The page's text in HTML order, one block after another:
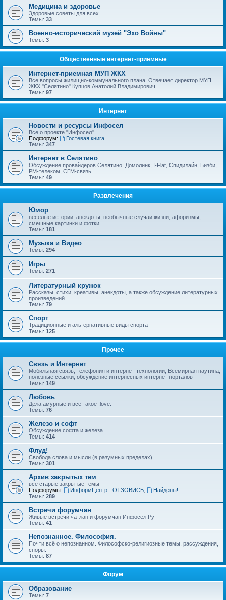
Медицина и здоровье
Здоровые советы для всех
Темы: 33
Военно-исторический музей "Эхо Войны"
Темы: 3
Общественные интернет-приемные
Интернет-приемная МУП ЖКХ
Все вопросы жилищно-коммунального плана. Отвечает директор МУП
ЖКХ "Селятино" Купцов Анатолий Владимирович
Темы: 97
Интернет
Новости и ресурсы Инфосел
Все о проекте "Инфосел"
Подфорум:
Гостевая книга
Темы: 347
Интернет в Селятино
Обсуждение провайдеров Селятино. Домолинк, I-Flat, Спидилайн, Бизби,
РМ-телеком, СГМ-связь
Темы: 49
Развлечения
Юмор
веселые истории, анекдоты, необычные случаи жизни, афоризмы,
смешные картинки и фотки
Темы: 181
Музыка и Видео
Темы: 294
Игры
Темы: 271
Литературный кружок
Рассказы, стихи, креативы, анекдоты, а также обсуждение литературных
произведений...
Темы: 79
Спорт
Традиционные и альтернативные виды спорта
Темы: 125
Прочее
Связь и Интернет
Мобильная связь, телефония и интернет-технологии, Всемирная паутина,
полезные ссылки, обсуждение интернесных интернет порталов
Темы: 149
Любовь
Дела амурные и все такое :love:
Темы: 76
Железо и софт
Обсуждение софта и железа
Темы: 414
Флуд!
Свобода слова и мысли (в разумных пределах)
Темы: 301
Архив закрытых тем
все старые закрытые темы
Подфорумы:
ИнформЦентр - ОТЗОВИСЬ,
Найдены!
Темы: 289
Встречи форумчан
Живые встречи чатлан и форумчан Инфосел.Ру
Темы: 41
Непознанное. Философия.
Почти всё о непознанном. Философско-религиозные темы, рассуждения,
споры.
Темы: 87
Форум
Образование
Темы: 7